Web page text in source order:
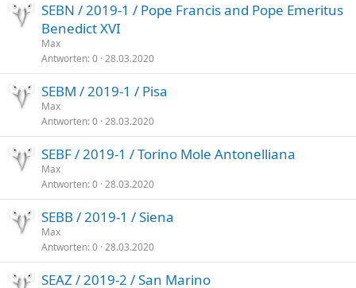
SEBN / 2019-1 / Pope Francis and Pope Emeritus
Benedict XVI
Max
Antworten 0 28.03.2020
SEBM / 2019-1 / Pisa
Max
Antworten 0 28.03.2020
SEBF / 2019-1 / Torino Mole Antonelliana
Max
Antworten 0 28.03.2020
SEBB / 2019-1 / Siena
Max
Antworten 0 28.03.2020
SEAZ / 2019-2 / San Marino